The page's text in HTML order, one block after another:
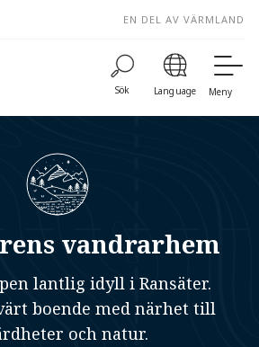
EN DEL AV VÄRMLAND
Sök Language Meny
vandrarhem
lantlig idyll i Ransäter.
boende med närhet till
och natur.